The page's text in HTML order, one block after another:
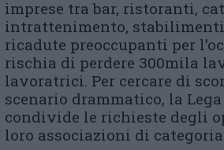
imprese tra bar, ristoranti,
intrattenimento,
ricadute preoccupanti per
rischia di perdere 300mila
lavoratrici. Per cercare di
scenario drammatico, la
condivide le richieste degli
loro associazioni di